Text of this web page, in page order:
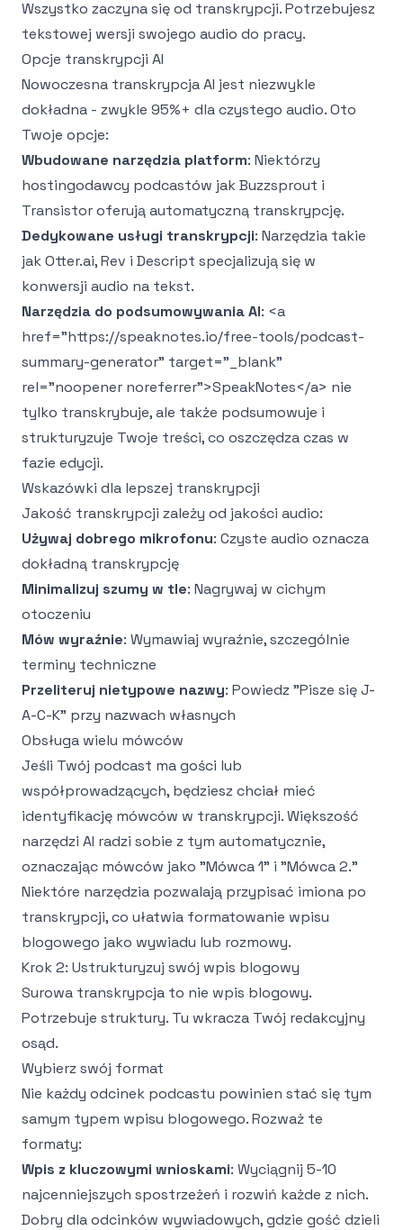
Wszystko zaczyna się od transkrypcji. Potrzebujesz
tekstowej wersji swojego audio do pracy.
Opcje transkrypcji AI
Nowoczesna transkrypcja AI jest niezwykle
dokładna - zwykle 95%+ dla czystego audio. Oto
Twoje opcje:
Wbudowane narzędzia platform: Niektórzy
hostingodawcy podcastów jak Buzzsprout i
Transistor oferują automatyczną transkrypcję.
Dedykowane usługi transkrypcji: Narzędzia takie
jak Otter.ai, Rev i Descript specjalizują się w
konwersji audio na tekst.
Narzędzia do podsumowywania AI: <a
href="https://speaknotes.io/free-tools/podcast-
summary-generator" target="_blank"
rel="noopener noreferrer">SpeakNotes</a> nie
tylko transkrybuje, ale także podsumowuje i
strukturyzuje Twoje treści, co oszczędza czas w
fazie edycji.
Wskazówki dla lepszej transkrypcji
Jakość transkrypcji zależy od jakości audio:
Używaj dobrego mikrofonu: Czyste audio oznacza
dokładną transkrypcję
Minimalizuj szumy w tle: Nagrywaj w cichym
otoczeniu
Mów wyraźnie: Wymawiaj wyraźnie, szczególnie
terminy techniczne
Przeliteruj nietypowe nazwy: Powiedz "Pisze się J-
A-C-K" przy nazwach własnych
Obsługa wielu mówców
Jeśli Twój podcast ma gości lub
współprowadzących, będziesz chciał mieć
identyfikację mówców w transkrypcji. Większość
narzędzi AI radzi sobie z tym automatycznie,
oznaczając mówców jako "Mówca 1" i "Mówca 2."
Niektóre narzędzia pozwalają przypisać imiona po
transkrypcji, co ułatwia formatowanie wpisu
blogowego jako wywiadu lub rozmowy.
Krok 2: Ustrukturyzuj swój wpis blogowy
Surowa transkrypcja to nie wpis blogowy.
Potrzebuje struktury. Tu wkracza Twój redakcyjny
osąd.
Wybierz swój format
Nie każdy odcinek podcastu powinien stać się tym
samym typem wpisu blogowego. Rozważ te
formaty:
Wpis z kluczowymi wnioskami: Wyciągnij 5-10
najcenniejszych spostrzeżeń i rozwiń każde z nich.
Dobry dla odcinków wywiadowych, gdzie gość dzieli